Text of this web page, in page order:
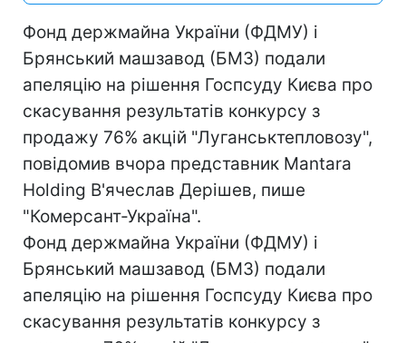
Фонд держмайна України (ФДМУ) і
Брянський машзавод (БМЗ) подали
апеляцію на рішення Госпсуду Києва про
скасування результатів конкурсу з
продажу 76% акцій "Луганськтепловозу",
повідомив вчора представник Mantara
Holding В'ячеслав Дерішев, пише
"Комерсант-Україна".
Фонд держмайна України (ФДМУ) і
Брянський машзавод (БМЗ) подали
апеляцію на рішення Госпсуду Києва про
скасування результатів конкурсу з